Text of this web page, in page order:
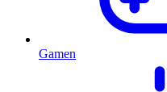
Gamen